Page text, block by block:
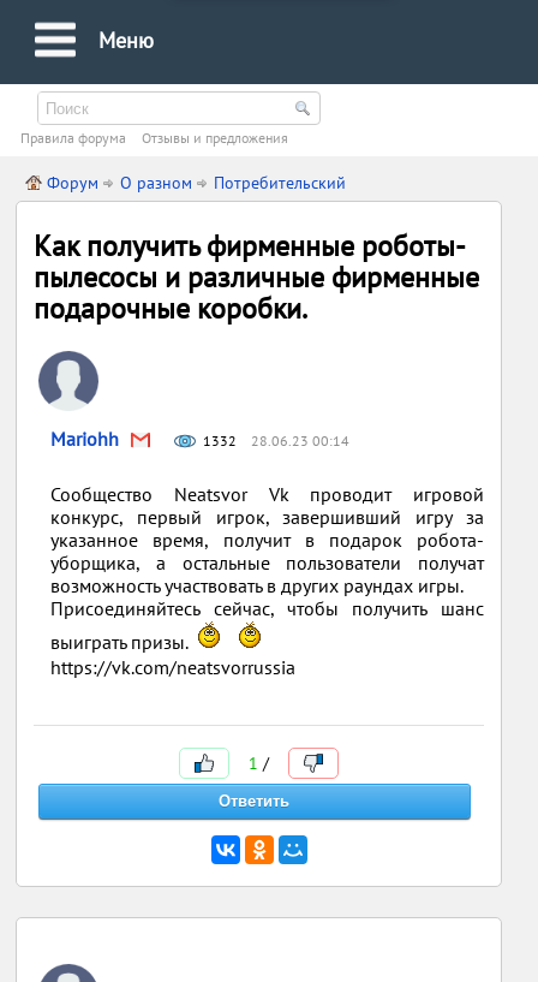
Меню
Правила форума Oтзывы и предложения
Форум О разном Потребительский
Как получить фирменные роботы-
пылесосы и различные фирменные
подарочные коробки.
Mariohh 1332 28.06.23 00:14
Сообщество Neatsvor Vk проводит игровой
конкурс, первый игрок, завершивший игру за
указанное время, получит в подарок робота-
уборщика, а остальные пользователи получат
возможность участвовать в других раундах игры.
Присоединяйтесь сейчас, чтобы получить шанс
выиграть призы.
https://vk.com/neatsvorrussia
1 /